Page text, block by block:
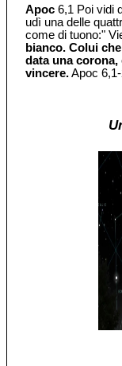
Apoc 6,1 Poi vidi
udì una delle
come di tuono:"
bianco. Colui
data una
vincere.Apoc